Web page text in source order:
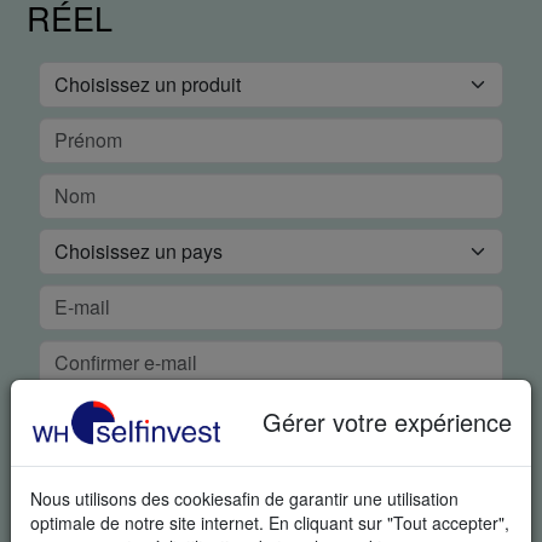
Gérer votre expérience
Nous utilisons des cookiesafin de garantir une utilisation
optimale de notre site internet. En cliquant sur "Tout accepter",
RÉEL